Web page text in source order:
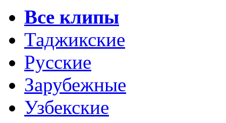
Все клипы
Таджикские
Русские
Зарубежные
Узбекские